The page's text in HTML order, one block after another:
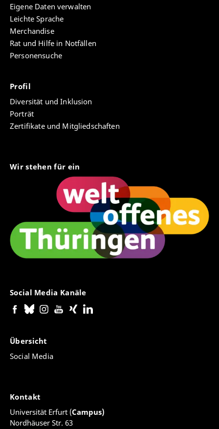
Eigene Daten verwalten
Leichte Sprache
Merchandise
Rat und Hilfe in Notfällen
Personensuche
Profil
Diversität und Inklusion
Porträt
Zertifikate und Mitgliedschaften
Wir stehen für ein
Social Media Kanäle
Übersicht
Social Media
Kontakt
Universität Erfurt (Campus)
Nordhäuser Str. 63